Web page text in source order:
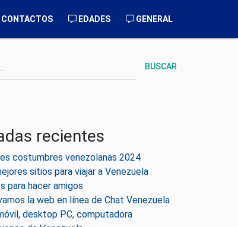
CONTACTOS EDADES GENERAL
recientes
costumbres venezolanas 2024
sitios para viajar a Venezuela
para hacer amigos
la web en línea de Chat Venezuela
desktop PC, computadora